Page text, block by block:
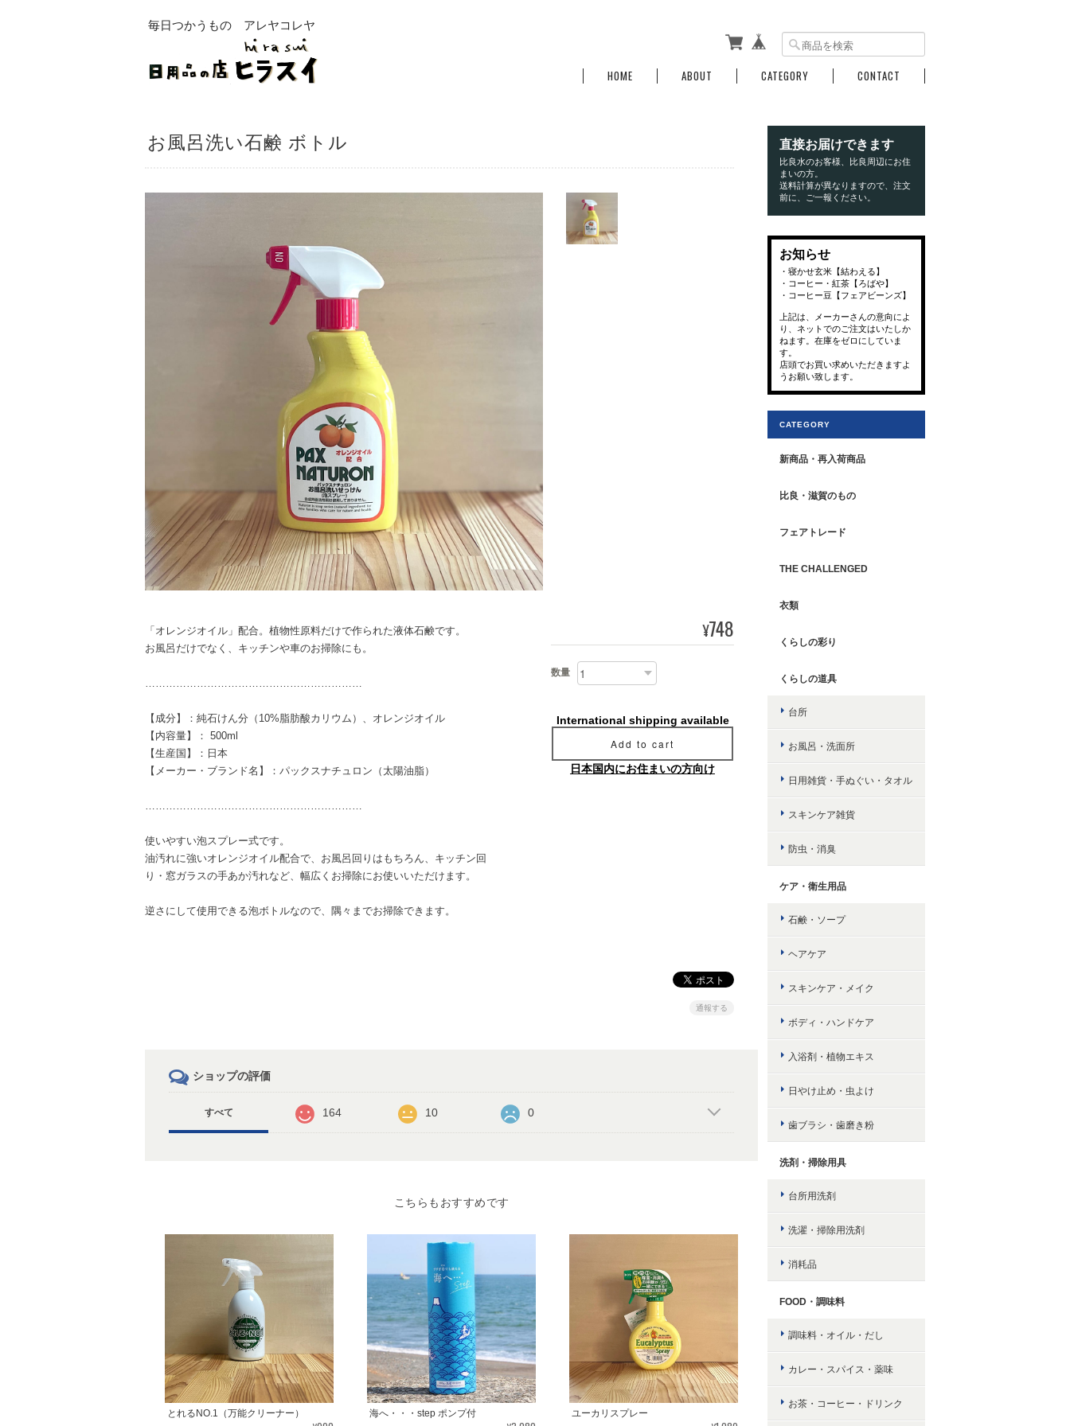
毎日つかうもの アレヤコレヤ
HOME ABOUT CATEGORY CONTACT
お風呂洗い石鹸 ボトル
「オレンジオイル」配合。植物性原料だけで作られた液体石鹸です。
お風呂だけでなく、キッチンや車のお掃除にも。
………………………………………………………
【成分】：純石けん分（10%脂肪酸カリウム）、オレンジオイル
【内容量】： 500ml
【生産国】：日本
【メーカー・ブランド名】：パックスナチュロン（太陽油脂）
………………………………………………………
使いやすい泡スプレー式です。
油汚れに強いオレンジオイル配合で、お風呂回りはもちろん、キッチン回
り・窓ガラスの手あか汚れなど、幅広くお掃除にお使いいただけます。
逆さにして使用できる泡ボトルなので、隅々までお掃除できます。
¥748
数量
International shipping available
Add to cart
日本国内にお住まいの方向け
通報する
ショップの評価
すべて 164 10 0
こちらもおすすめです
とれるNO.1（万能クリーナー） 海へ・・・step ポンプ付 ユーカリスプレー
直接お届けできます
比良水のお客様、比良周辺にお住
まいの方。
送料計算が異なりますので、注文
前に、ご一報ください。
お知らせ
・寝かせ玄米【結わえる】
・コーヒー・紅茶【ろばや】
・コーヒー豆【フェアビーンズ】
上記は、メーカーさんの意向によ
り、ネットでのご注文はいたしか
ねます。在庫をゼロにしていま
す。
店頭でお買い求めいただきますよ
うお願い致します。
CATEGORY
新商品・再入荷商品
比良・滋賀のもの
フェアトレード
THE CHALLENGED
衣類
くらしの彩り
くらしの道具
台所
お風呂・洗面所
日用雑貨・手ぬぐい・タオル
スキンケア雑貨
防虫・消臭
ケア・衛生用品
石鹸・ソープ
ヘアケア
スキンケア・メイク
ボディ・ハンドケア
入浴剤・植物エキス
日やけ止め・虫よけ
歯ブラシ・歯磨き粉
洗剤・掃除用具
台所用洗剤
洗濯・掃除用洗剤
消耗品
FOOD・調味料
調味料・オイル・だし
カレー・スパイス・薬味
お茶・コーヒー・ドリンク